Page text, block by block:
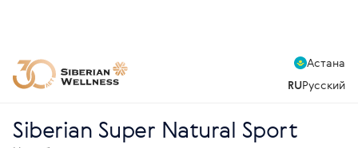
Астана
RUРусский
Siberian Super Natural Sport